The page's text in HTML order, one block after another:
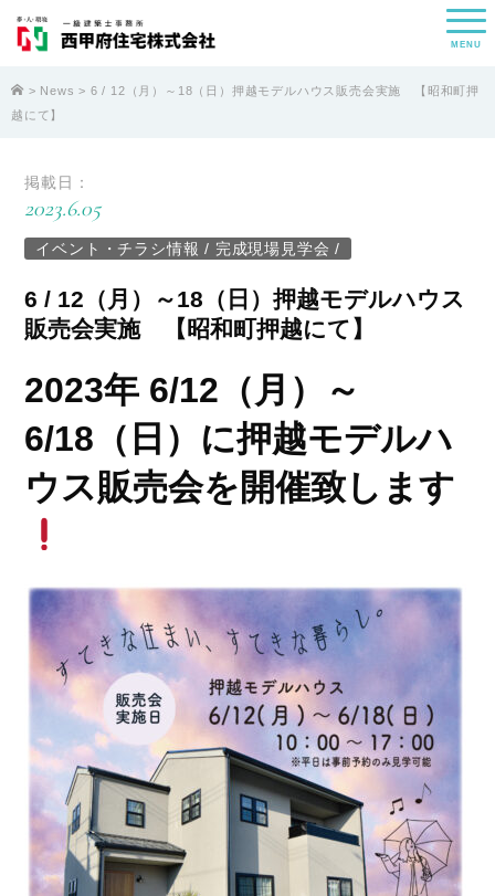
MENU
> News > 6 / 12（月）～18（日）押越モデルハウス販売会実施 【昭和町押
越にて】
掲載日：
2023.6.05
イベント・チラシ情報 / 完成現場見学会 /
6 / 12（月）～18（日）押越モデルハウス
販売会実施 【昭和町押越にて】
2023年 6/12（月）～
6/18（日） に押越モデルハ
ウス販売会を開催致します